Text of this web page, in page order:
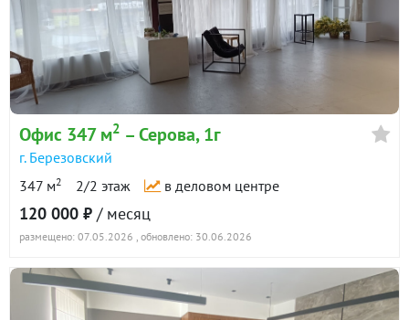
Офис 347 м2 – Серова, 1г
г. Березовский
347 м2 2/2 этаж в деловом центре
120 000 ₽ / месяц
размещено: 07.05.2026 , обновлено: 30.06.2026